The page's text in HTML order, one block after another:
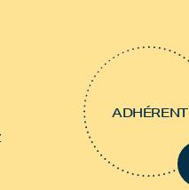
ADHÉRENT